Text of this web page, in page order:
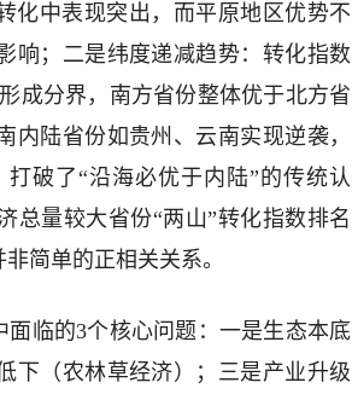
化中表现突出，而平原地区优势不
响；二是纬度递减趋势：转化指数
成分界，南方省份整体优于北方省
陆省份如贵州、云南实现逆袭，
破了“沿海必优于内陆”的传统认
总量较大省份“两山”转化指数排名
简单的正相关关系。
临的3个核心问题：一是生态本底
下（农林草经济）；三是产业升级